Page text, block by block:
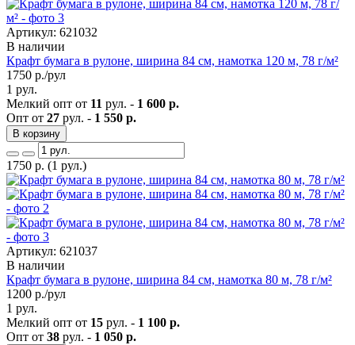
Артикул: 621032
В наличии
Крафт бумага в рулоне, ширина 84 см, намотка 120 м, 78 г/м²
1750 р./рул
1 рул.
Мелкий опт от 11 рул. - 1 600 р.
Опт от 27 рул. - 1 550 р.
В корзину
1750 р. (1 рул.)
Артикул: 621037
В наличии
Крафт бумага в рулоне, ширина 84 см, намотка 80 м, 78 г/м²
1200 р./рул
1 рул.
Мелкий опт от 15 рул. - 1 100 р.
Опт от 38 рул. - 1 050 р.